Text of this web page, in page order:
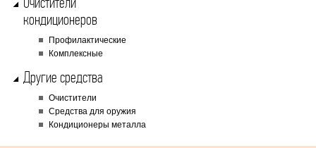
кондиционеров
Профилактические
Комплексные
Другие средства
Очистители
Cредства для оружия
Кондиционеры металла